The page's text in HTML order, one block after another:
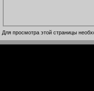
Для просмотра этой страницы